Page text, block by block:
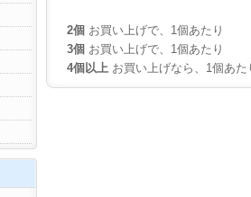
2個 お買い上げで、1個あたり
3個 お買い上げで、1個あたり
4個以上 お買い上げなら、1個あた